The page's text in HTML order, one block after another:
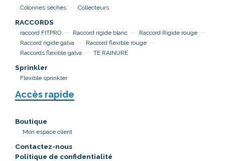
Colonnes sèches Collecteurs
RACCORDS
raccord FITPRO Raccord rigide blanc
Raccord Rigide rouge
Raccord rigide galva
Raccord flexible rouge
Raccords flexible galva
TE RAINURE
Sprinkler
Flexible sprinkler
Accès rapide
Boutique
Mon espace client
Contactez-nous
Politique de confidentialité